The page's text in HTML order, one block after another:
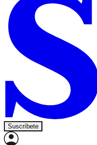
Suscríbete